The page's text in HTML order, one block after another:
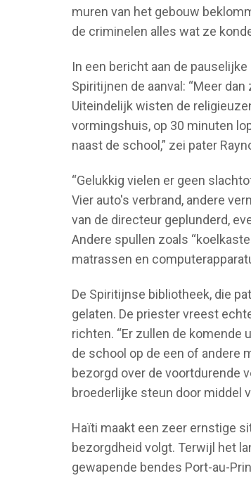
muren van het gebouw
de criminelen alles wat ze
In een bericht aan de
Spiritijnen de aanval: “Meer
Uiteindelijk wisten de
vormingshuis, op 30 minuten
naast de school,” zei pater
“Gelukkig vielen er geen
Vier auto's verbrand, andere
van de directeur geplunderd,
Andere spullen zoals
matrassen en
De Spiritijnse bibliotheek, die
gelaten. De priester vreest
richten. “Er zullen de komende
de school op de een of andere
bezorgd over de voortdurende
broederlijke steun door middel
Haïti maakt een zeer ernstige
bezorgdheid volgt. Terwijl het
gewapende bendes Port-au-